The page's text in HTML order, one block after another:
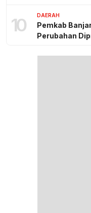
10 DAERAH
Pemkab
Perubahan